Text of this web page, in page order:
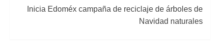
Inicia Edoméx campaña de reciclaje de árboles de
Navidad naturales